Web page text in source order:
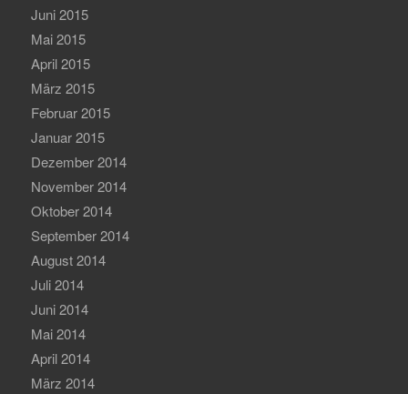
Juni 2015
Mai 2015
April 2015
März 2015
Februar 2015
Januar 2015
Dezember 2014
November 2014
Oktober 2014
September 2014
August 2014
Juli 2014
Juni 2014
Mai 2014
April 2014
März 2014